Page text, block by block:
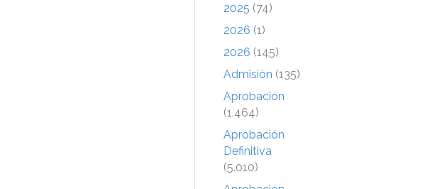
2025 (74)
2026 (1)
2026 (145)
Admisión (135)
Aprobación
(1.464)
Aprobación
Definitiva
(5.010)